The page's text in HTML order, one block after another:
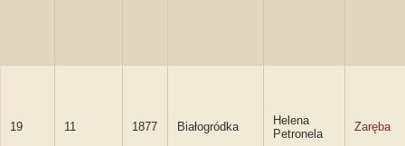
19 11 1877 Białogródka
Helena
Petronela
Zaręba